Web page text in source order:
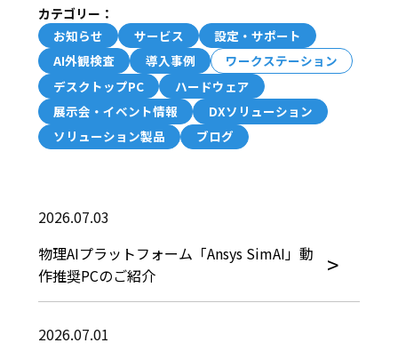
カテゴリー：
お知らせ
サービス
設定・サポート
AI外観検査
導入事例
ワークステーション
デスクトップPC
ハードウェア
展示会・イベント情報
DXソリューション
ソリューション製品
ブログ
2026.07.03
物理AIプラットフォーム「Ansys SimAI」動
作推奨PCのご紹介
2026.07.01